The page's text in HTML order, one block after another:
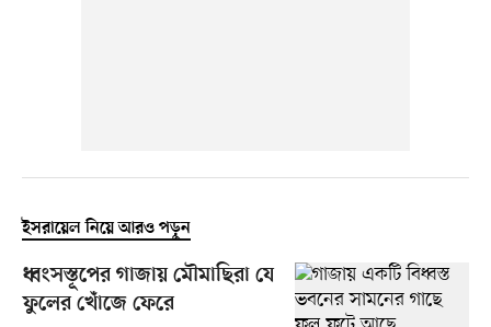
ইসরায়েল নিয়ে আরও পড়ুন
ধ্বংসস্তূপের গাজায় মৌমাছিরা যে
ফুলের খোঁজে ফেরে